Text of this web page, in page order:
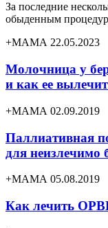
За последние
обыденным
+МАМА 22.05.2023
Молочница у
и как ее
+МАМА 02.09.2019
Паллиативная
для
+МАМА 05.08.2019
Как лечить